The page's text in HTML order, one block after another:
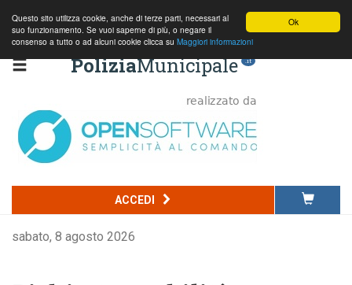
Ok
Questo sito utilizza cookie, anche di terze parti, necessari al
suo funzionamento. Se vuoi saperne di più, o negare il
consenso a tutto o ad alcuni cookie clicca su Maggiori informazioni
PoliziaMunicipale .it
ACCEDI
sabato, 8 agosto 2026